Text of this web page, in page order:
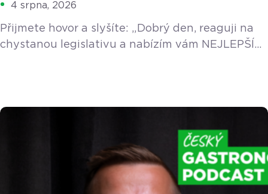
4 srpna, 2026
Přijmete hovor a slyšíte: „Dobrý den, reaguji na
chystanou legislativu a nabízím vám NEJLEPŠÍ
vyhodit telefon oknem. A vůbec se vám
Místo toho, abyste dělali to, co vás živí a baví […]